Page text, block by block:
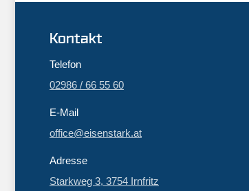
Kontakt
Telefon
02986 / 66 55 60
E-Mail
office@eisenstark.at
Adresse
Starkweg 3, 3754 Irnfritz